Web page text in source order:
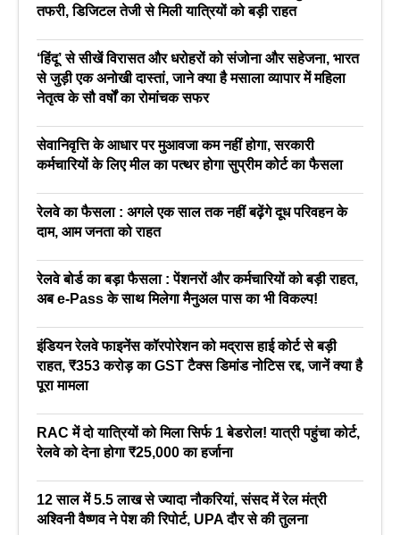
तफरी, डिजिटल तेजी से मिली यात्रियों को बड़ी राहत
‘हिंदू’ से सीखें विरासत और धरोहरों को संजोना और सहेजना, भारत
से जुड़ी एक अनोखी दास्तां, जाने क्या है मसाला व्यापार में महिला
नेतृत्व के सौ वर्षों का रोमांचक सफर
सेवानिवृत्ति के आधार पर मुआवजा कम नहीं होगा, सरकारी
कर्मचारियों के लिए मील का पत्थर होगा सुप्रीम कोर्ट का फैसला
रेलवे का फैसला : अगले एक साल तक नहीं बढ़ेंगे दूध परिवहन के
दाम, आम जनता को राहत
रेलवे बोर्ड का बड़ा फैसला : पेंशनरों और कर्मचारियों को बड़ी राहत,
अब e-Pass के साथ मिलेगा मैनुअल पास का भी विकल्प!
इंडियन रेलवे फाइनेंस कॉरपोरेशन को मद्रास हाई कोर्ट से बड़ी
राहत, ₹353 करोड़ का GST टैक्स डिमांड नोटिस रद्द, जानें क्या है
पूरा मामला
RAC में दो यात्रियों को मिला सिर्फ 1 बेडरोल! यात्री पहुंचा कोर्ट,
रेलवे को देना होगा ₹25,000 का हर्जाना
12 साल में 5.5 लाख से ज्यादा नौकरियां, संसद में रेल मंत्री
अश्विनी वैष्णव ने पेश की रिपोर्ट, UPA दौर से की तुलना